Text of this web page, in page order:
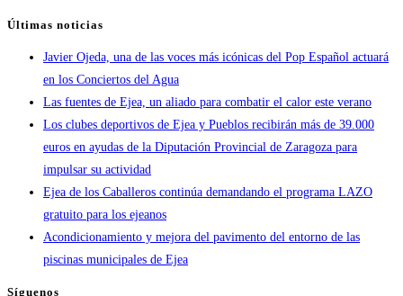
Últimas noticias
Javier Ojeda, una de las voces más icónicas del Pop Español actuará
en los Conciertos del Agua
Las fuentes de Ejea, un aliado para combatir el calor este verano
Los clubes deportivos de Ejea y Pueblos recibirán más de 39.000
euros en ayudas de la Diputación Provincial de Zaragoza para
impulsar su actividad
Ejea de los Caballeros continúa demandando el programa LAZO
gratuito para los ejeanos
Acondicionamiento y mejora del pavimento del entorno de las
piscinas municipales de Ejea
Síguenos